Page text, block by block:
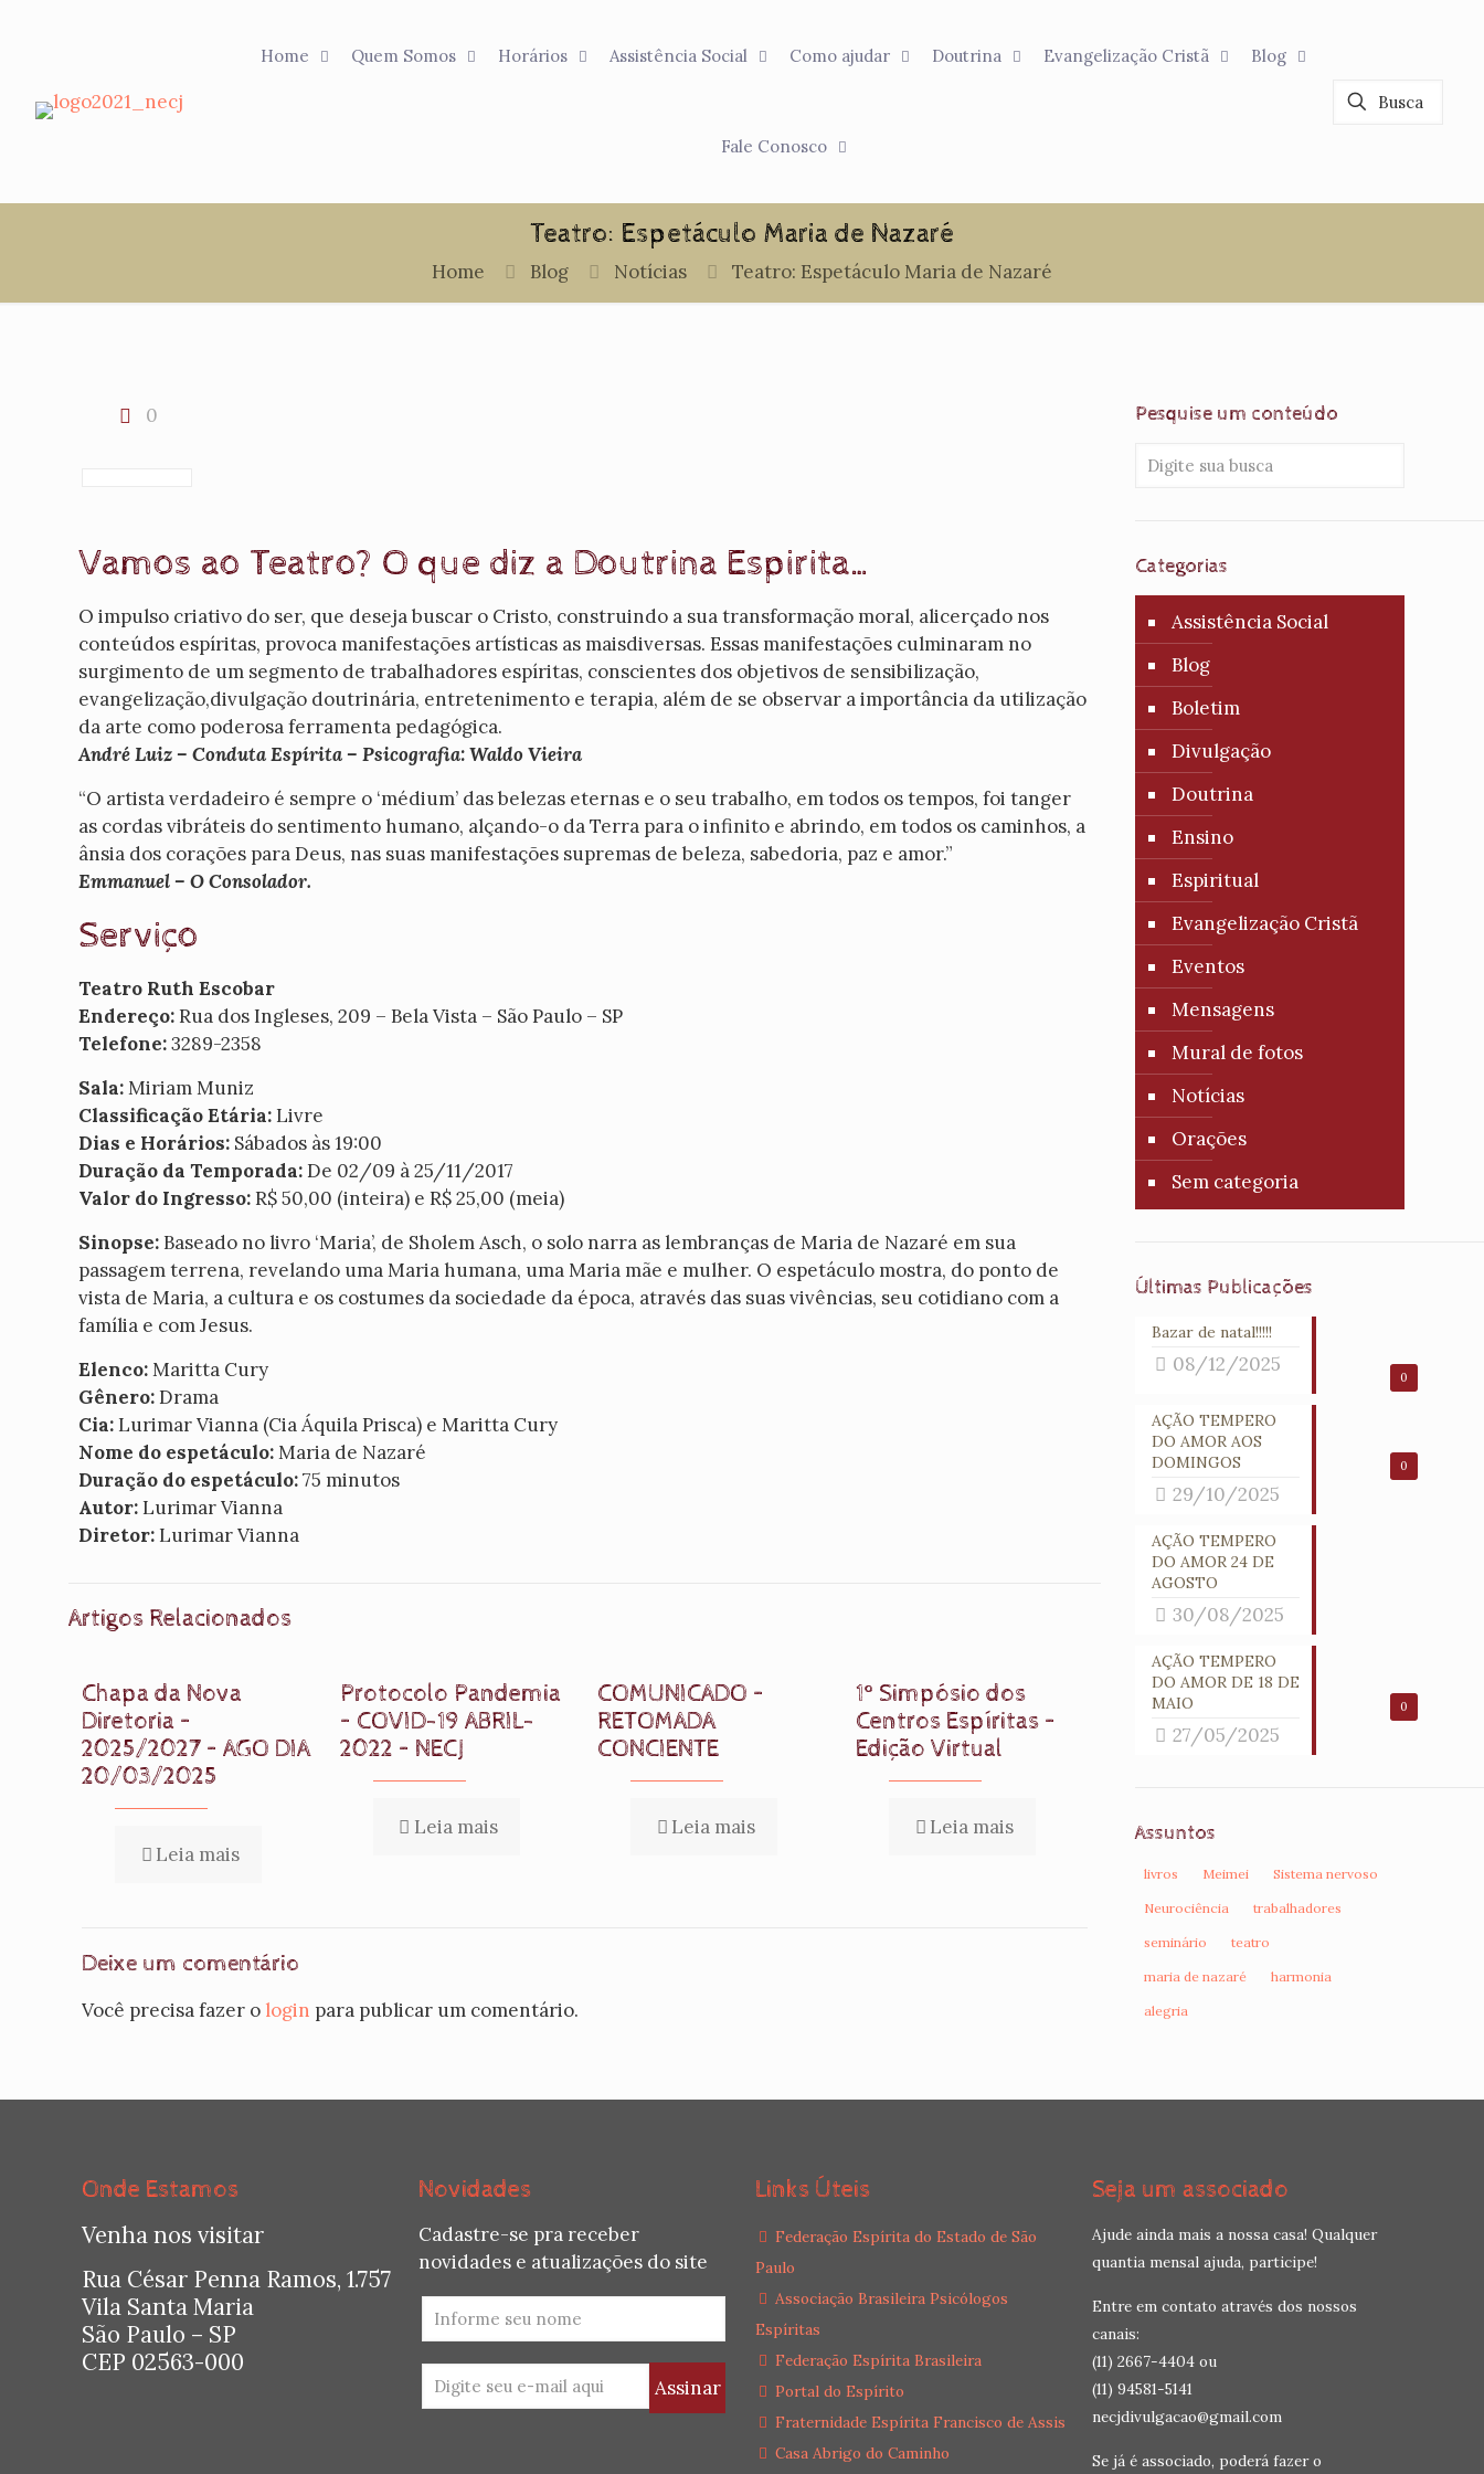
Home Quem Somos Horários Assistência Social Como ajudar Doutrina Evangelização Cristã Blog
Fale Conosco
Teatro: Espetáculo Maria de Nazaré
Home Blog Notícias Teatro: Espetáculo Maria de Nazaré
0
Vamos ao Teatro? O que diz a Doutrina Espirita…
O impulso criativo do ser, que deseja buscar o Cristo, construindo a sua transformação moral, alicerçado nos
conteúdos espíritas, provoca manifestações artísticas as maisdiversas. Essas manifestações culminaram no
surgimento de um segmento de trabalhadores espíritas, conscientes dos objetivos de sensibilização,
evangelização,divulgação doutrinária, entretenimento e terapia, além de se observar a importância da utilização
da arte como poderosa ferramenta pedagógica.
André Luiz – Conduta Espírita – Psicografia: Waldo Vieira
“O artista verdadeiro é sempre o ‘médium’ das belezas eternas e o seu trabalho, em todos os tempos, foi tanger
as cordas vibráteis do sentimento humano, alçando-o da Terra para o infinito e abrindo, em todos os caminhos, a
ânsia dos corações para Deus, nas suas manifestações supremas de beleza, sabedoria, paz e amor.”
Emmanuel – O Consolador.
Serviço
Teatro Ruth Escobar
Endereço:Rua dos Ingleses, 209 – Bela Vista – São Paulo – SP
Telefone:3289-2358
Sala:Miriam Muniz
Classificação Etária:Livre
Dias e Horários: Sábados às 19:00
Duração da Temporada:De 02/09 à 25/11/2017
Valor do Ingresso:R$ 50,00 (inteira) e R$ 25,00 (meia)
Sinopse:Baseado no livro ‘Maria’, de Sholem Asch, o solo narra as lembranças de Maria de Nazaré em sua
passagem terrena, revelando uma Maria humana, uma Maria mãe e mulher. O espetáculo mostra, do ponto de
vista de Maria, a cultura e os costumes da sociedade da época, através das suas vivências, seu cotidiano com a
família e com Jesus.
Elenco:Maritta Cury
Gênero:Drama
Cia:Lurimar Vianna (Cia Áquila Prisca) e Maritta Cury
Nome do espetáculo:Maria de Nazaré
Duração do espetáculo:75 minutos
Autor:Lurimar Vianna
Diretor:Lurimar Vianna
Artigos Relacionados
Chapa da Nova
Diretoria –
2025/2027 – AGO DIA
20/03/2025
Leia mais
Protocolo Pandemia
– COVID-19 ABRIL-
2022 – NECJ
Leia mais
COMUNICADO –
RETOMADA
CONCIENTE
Leia mais
1º Simpósio dos
Centros Espíritas –
Edição Virtual
Leia mais
Deixe um comentário
Você precisa fazer o login para publicar um comentário.
Pesquise um conteúdo
Categorias
Assistência Social
Blog
Boletim
Divulgação
Doutrina
Ensino
Espiritual
Evangelização Cristã
Eventos
Mensagens
Mural de fotos
Notícias
Orações
Sem categoria
Últimas Publicações
0
Bazar de natal!!!!!
08/12/2025
0
AÇÃO TEMPERO
DO AMOR AOS
DOMINGOS
29/10/2025
AÇÃO TEMPERO
DO AMOR 24 DE
AGOSTO
30/08/2025
0
AÇÃO TEMPERO
DO AMOR DE 18 DE
MAIO
27/05/2025
Assuntos
livros Meimei Sistema nervoso
Neurociência trabalhadores
seminário teatro
maria de nazaré harmonia
alegria
Onde Estamos
Venha nos visitar
Rua César Penna Ramos, 1.757
Vila Santa Maria
São Paulo – SP
CEP 02563-000
Novidades
Cadastre-se pra receber
novidades e atualizações do site
Links Úteis
Federação Espírita do Estado de São
Paulo
Associação Brasileira Psicólogos
Espíritas
Federação Espírita Brasileira
Portal do Espírito
Fraternidade Espírita Francisco de Assis
Casa Abrigo do Caminho
Seja um associado
Ajude ainda mais a nossa casa! Qualquer
quantia mensal ajuda, participe!
Entre em contato através dos nossos
canais:
(11) 2667-4404 ou
(11) 94581-5141
necjdivulgacao@gmail.com
Se já é associado, poderá fazer o